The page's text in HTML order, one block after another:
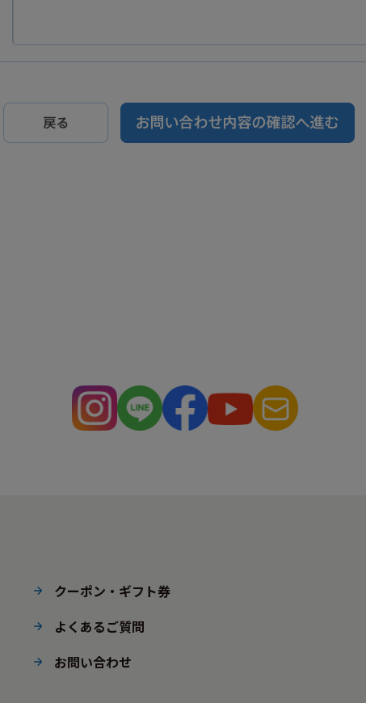
クーポン・ギフト券
よくあるご質問
お問い合わせ